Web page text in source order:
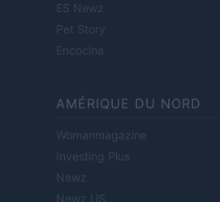
ES Newz
Pet Story
Encocina
AMÉRIQUE DU NORD
Womanmagazine
Investing Plus
Newz
Newz US